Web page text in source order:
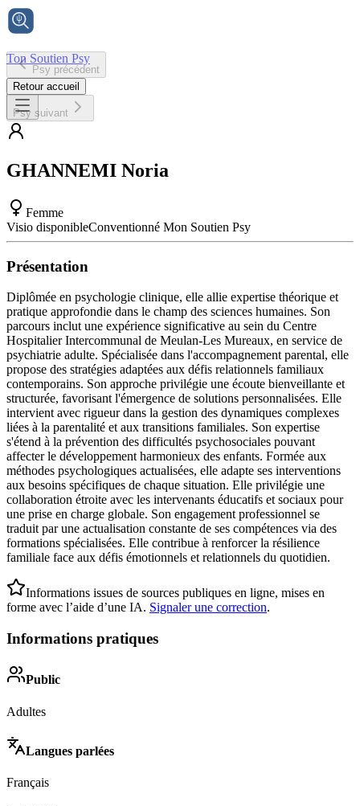
Ton Soutien Psy
Accueil
Psy précédent
Retour accueil
Psy suivant
GHANNEMI Noria
Femme
Visio disponibleConventionné Mon Soutien Psy
Présentation
Diplômée en psychologie clinique, elle allie expertise théorique et
pratique approfondie dans le champ des sciences humaines. Son
parcours inclut une expérience significative au sein du Centre
Hospitalier Intercommunal de Meulan-Les Mureaux, en service de
psychiatrie adulte. Spécialisée dans l'accompagnement parental, elle
propose des stratégies adaptées aux défis relationnels familiaux
contemporains. Son approche privilégie une écoute bienveillante et
structurée, favorisant l'émergence de solutions personnalisées. Elle
intervient avec rigueur dans la gestion des dynamiques complexes
liées à la parentalité et aux transitions familiales. Son expertise
s'étend à la prévention des difficultés psychosociales pouvant
affecter le développement harmonieux des enfants. Formée aux
méthodes psychologiques actualisées, elle adapte ses interventions
aux besoins spécifiques de chaque situation. Elle privilégie une
collaboration étroite avec les intervenants éducatifs et sociaux pour
une prise en charge globale. Son engagement professionnel se
traduit par une actualisation constante de ses compétences via des
formations spécialisées. Elle contribue à renforcer la résilience
familiale face aux défis émotionnels et relationnels du quotidien.
Informations issues de sources publiques en ligne, mises en
forme avec l’aide d’une IA. Signaler une correction.
Informations pratiques
Public
Adultes
Langues parlées
Français